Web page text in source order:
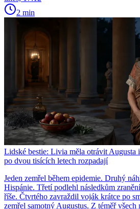
2 min
Lidské bestie: Livia měla otrávit Augusta
po dvou tisících letech rozpadají
Jeden zemřel během epidemie. Druhý
Hispánie. Třetí podlehl následkům
říše. Čtvrtého zavraždil voják krátce po
zemřel samotný Augustus. Z téměř všech